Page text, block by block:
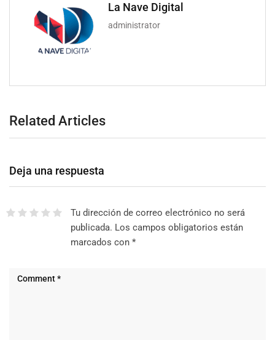
La Nave Digital
administrator
Related Articles
Deja una respuesta
Tu dirección de correo electrónico no será
publicada. Los campos obligatorios están
marcados con *